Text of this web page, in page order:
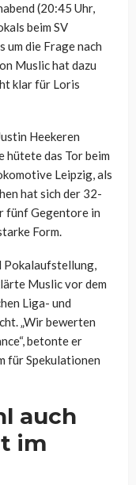
(20:45 Uhr,
beim SV
die Frage nach
Muslic hat dazu
klar für Loris
Heekeren
hütete das Tor beim
Leipzig, als
hat sich der 32-
fünf Gegentore in
Form.
Pokalaufstellung,
Muslic vor dem
Liga- und
„Wir bewerten
betonte er
für Spekulationen
auch
im